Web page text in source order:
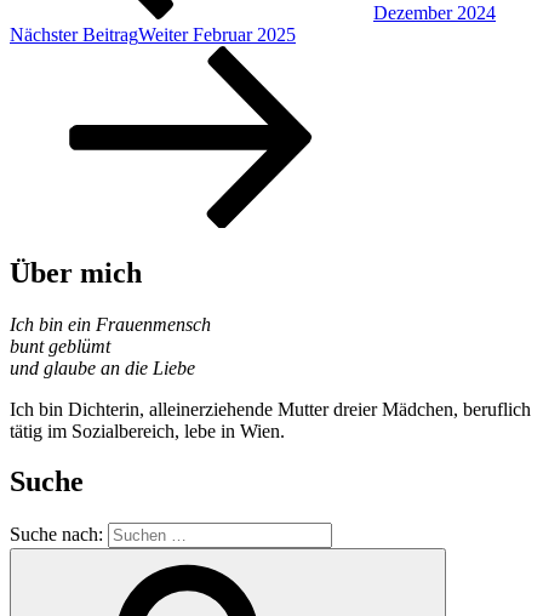
Dezember 2024
Nächster BeitragWeiter Februar 2025
Über mich
Ich bin ein Frauenmensch
bunt geblümt
und glaube an die Liebe
Ich bin Dichterin, alleinerziehende Mutter dreier Mädchen, beruflich
tätig im Sozialbereich, lebe in Wien.
Suche
Suche nach: